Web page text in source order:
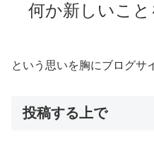
何か新しいこと
という思いを胸にブログサ
投稿する上で